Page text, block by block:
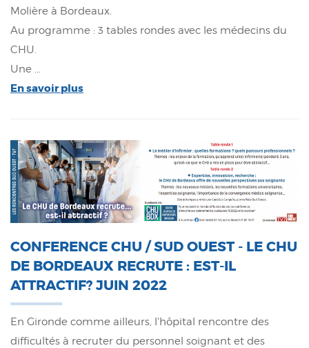
Molière à Bordeaux.
Au programme : 3 tables rondes avec les médecins du
CHU.
Une ...
En savoir plus
CONFERENCE CHU / SUD OUEST - LE CHU
DE BORDEAUX RECRUTE : EST-IL
ATTRACTIF? JUIN 2022
En Gironde comme ailleurs, l'hôpital rencontre des
difficultés à recruter du personnel soignant et des